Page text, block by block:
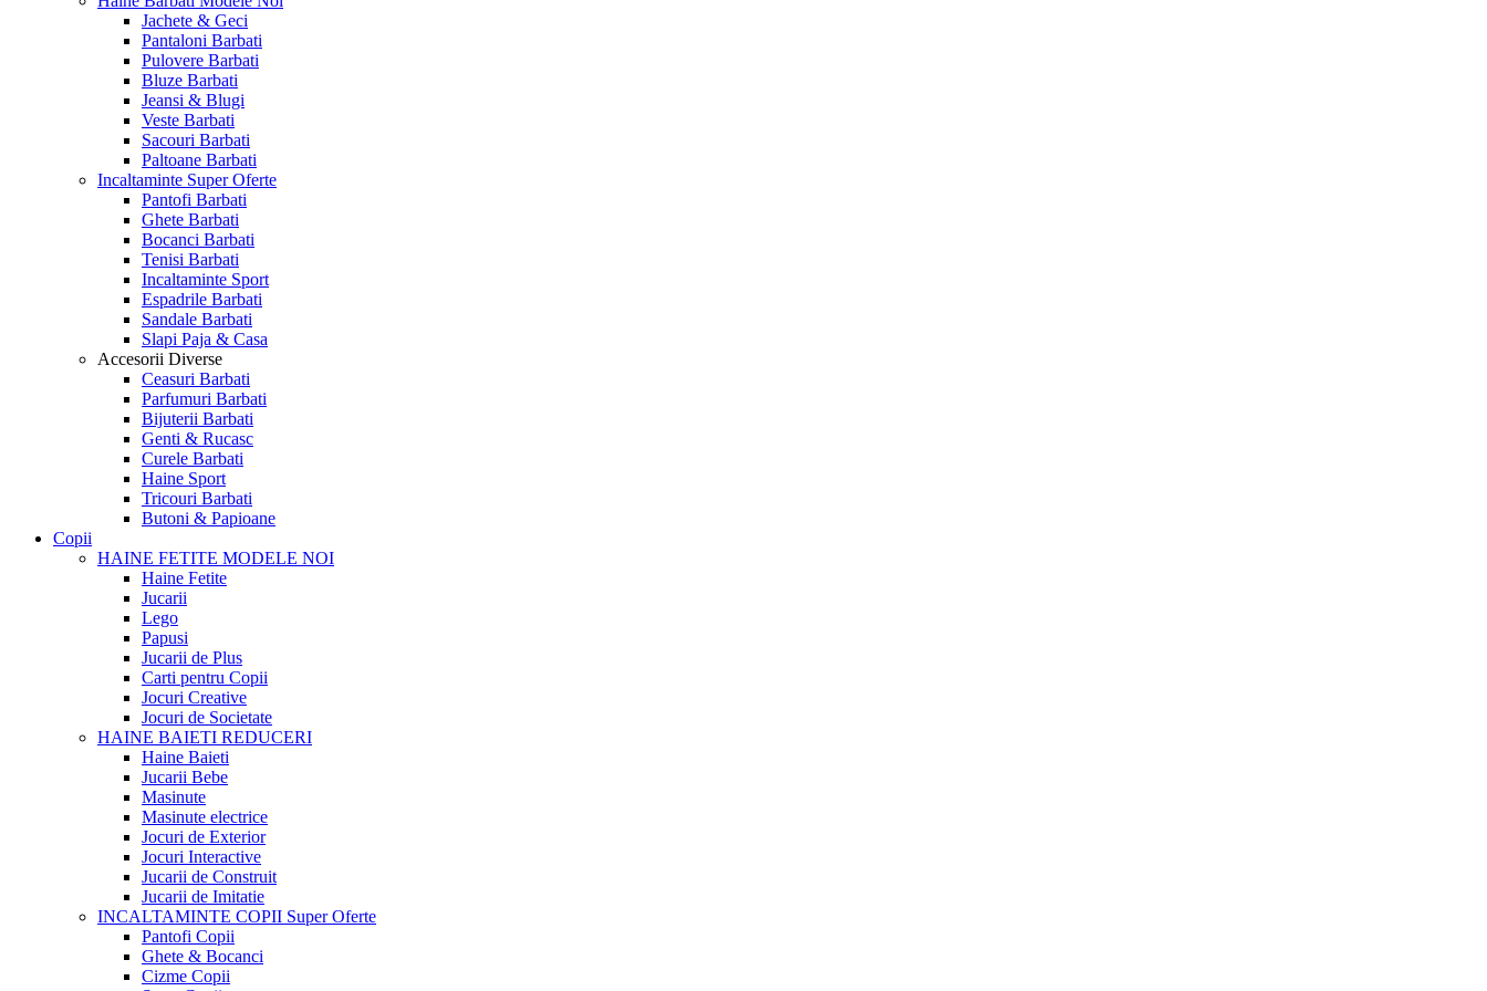
Jachete & Geci
Pantaloni Barbati
Pulovere Barbati
Bluze Barbati
Jeansi & Blugi
Veste Barbati
Sacouri Barbati
Paltoane Barbati
Incaltaminte Super Oferte
Pantofi Barbati
Ghete Barbati
Bocanci Barbati
Tenisi Barbati
Incaltaminte Sport
Espadrile Barbati
Sandale Barbati
Slapi Paja & Casa
Accesorii Diverse
Ceasuri Barbati
Parfumuri Barbati
Bijuterii Barbati
Genti & Rucasc
Curele Barbati
Haine Sport
Tricouri Barbati
Butoni & Papioane
Copii
HAINE FETITE MODELE NOI
Haine Fetite
Jucarii
Lego
Papusi
Jucarii de Plus
Carti pentru Copii
Jocuri Creative
Jocuri de Societate
HAINE BAIETI REDUCERI
Haine Baieti
Jucarii Bebe
Masinute
Masinute electrice
Jocuri de Exterior
Jocuri Interactive
Jucarii de Construit
Jucarii de Imitatie
INCALTAMINTE COPII Super Oferte
Pantofi Copii
Ghete & Bocanci
Cizme Copii